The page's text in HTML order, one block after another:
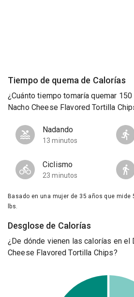
Tiempo de quema de Calorías
¿Cuánto tiempo tomaría quemar
Nacho Cheese Flavored Tortilla
Nadando
13 minutos
Ciclismo
23 minutos
Basado en una mujer de 35 años que mide
lbs.
Desglose de Calorías
¿De dónde vienen las calorías en el
Cheese Flavored Tortilla Chips?